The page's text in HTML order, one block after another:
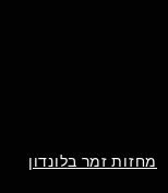
מחזות זמר בלונדון